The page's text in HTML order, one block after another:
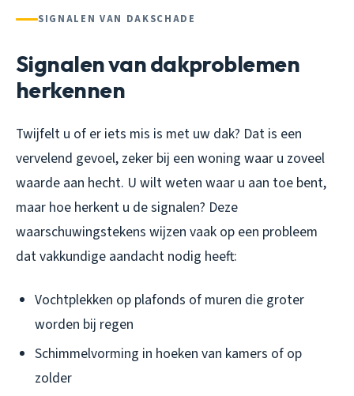
SIGNALEN VAN DAKSCHADE
Signalen van dakproblemen
herkennen
Twijfelt u of er iets mis is met uw dak? Dat is een
vervelend gevoel, zeker bij een woning waar u zoveel
waarde aan hecht. U wilt weten waar u aan toe bent,
maar hoe herkent u de signalen? Deze
waarschuwingstekens wijzen vaak op een probleem
dat vakkundige aandacht nodig heeft:
Vochtplekken op plafonds of muren die groter
worden bij regen
Schimmelvorming in hoeken van kamers of op
zolder